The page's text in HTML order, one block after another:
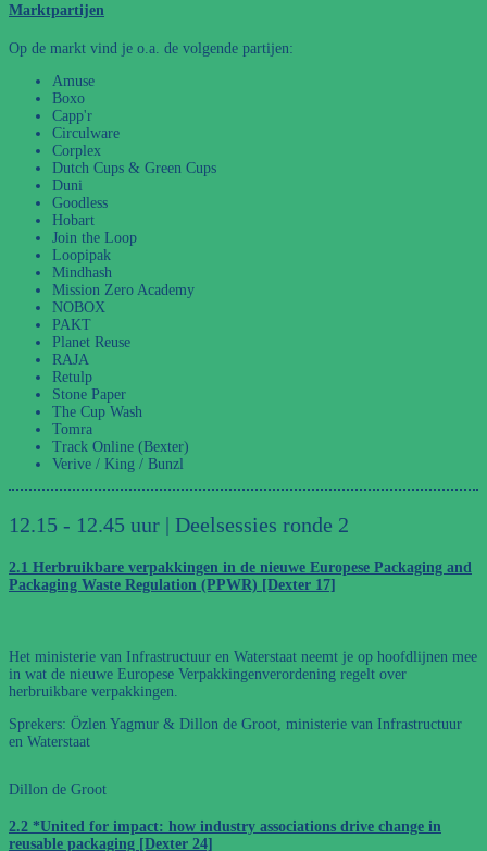
Marktpartijen
Op de markt vind je o.a. de volgende partijen:
Amuse
Boxo
Capp'r
Circulware
Corplex
Dutch Cups & Green Cups
Duni
Goodless
Hobart
Join the Loop
Loopipak
Mindhash
Mission Zero Academy
NOBOX
PAKT
Planet Reuse
RAJA
Retulp
Stone Paper
The Cup Wash
Tomra
Track Online (Bexter)
Verive / King / Bunzl
12.15 - 12.45 uur | Deelsessies ronde 2
2.1 Herbruikbare verpakkingen in de nieuwe Europese Packaging and
Packaging Waste Regulation (PPWR) [Dexter 17]
Het ministerie van Infrastructuur en Waterstaat neemt je op hoofdlijnen mee
in wat de nieuwe Europese Verpakkingenverordening regelt over
herbruikbare verpakkingen.
Sprekers: Özlen Yagmur & Dillon de Groot, ministerie van Infrastructuur
en Waterstaat
Dillon de Groot
2.2 *United for impact: how industry associations drive change in
reusable packaging [Dexter 24]